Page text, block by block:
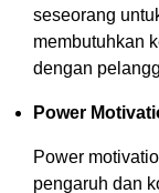
seseorang
membutuhkan
dengan
Power
Power
pengaruh dan